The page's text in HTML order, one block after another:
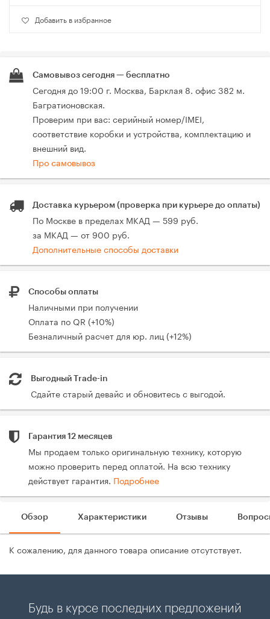
Добавить в избранное
Самовывоз сегодня — бесплатно
Сегодня до 19:00 г. Москва, Барклая 8. офис 382 м.
Багратионовская.
Проверим при вас: серийный номер/IMEI,
соответствие коробки и устройства, комплектацию и
внешний вид.
Про самовывоз
Доставка курьером (проверка при курьере до оплаты)
По Москве в пределах МКАД — 599 руб.
за МКАД — от 900 руб.
Дополнительные способы доставки
Способы оплаты
Наличными при получении
Оплата по QR (+10%)
Безналичный расчет для юр. лиц (+12%)
Выгодный Trade-in
Сдайте старый девайс и обновитесь с выгодой.
Гарантия 12 месяцев
Мы продаем только оригинальную технику, которую
можно проверить перед оплатой. На всю технику
действует гарантия. Подробнее
Обзор Характеристики Отзывы
К сожалению, для данного товара описание отсутствует.
Будь в курсе последних предложений